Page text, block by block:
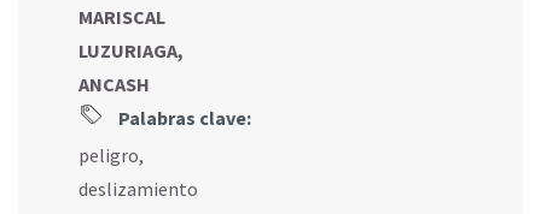
MARISCAL
LUZURIAGA,
ANCASH
Palabras clave:
peligro,
deslizamiento